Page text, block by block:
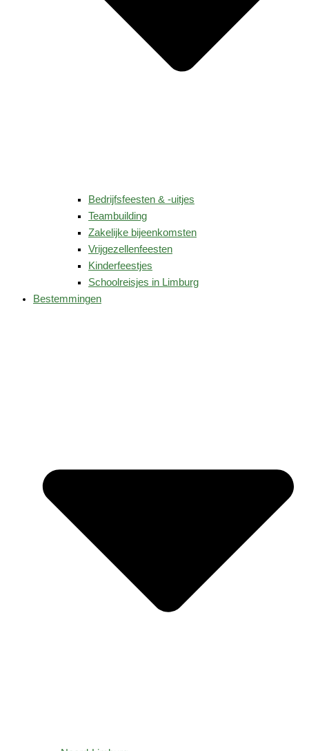
Bedrijfsfeesten & -uitjes
Teambuilding
Zakelijke bijeenkomsten
Vrijgezellenfeesten
Kinderfeestjes
Schoolreisjes in Limburg
Bestemmingen